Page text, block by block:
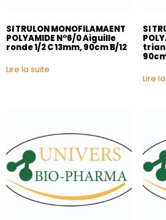
SI TRULON MONOFILAMAENT
POLYAMIDE N°6/0 Aiguille
ronde 1/2 C 13mm, 90cm B/12
Lire la suite
SI
Lire